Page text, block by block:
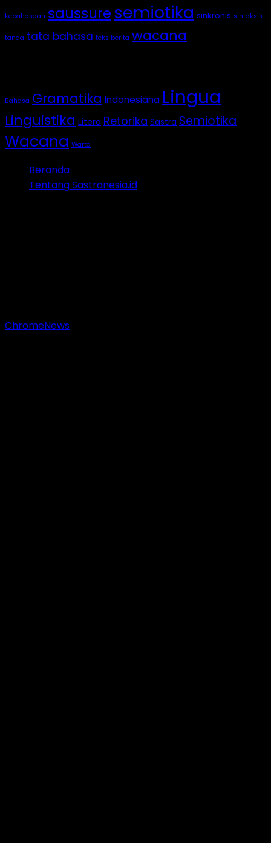
kebahasaan saussuresemiotika sinkronis sintaksis
tanda tata bahasa teks berita wacana
Bahasa Gramatika Indonesiana Lingua
Linguistika Litera Retorika Sastra Semiotika
Wacana Warta
Beranda
Tentang Sastranesia.id
ChromeNews